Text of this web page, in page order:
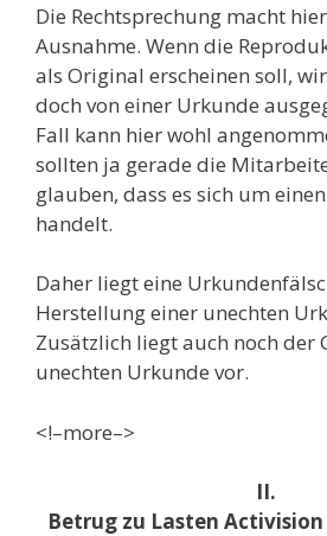
Die Rechtsprechung macht
Ausnahme. Wenn die
als Original erscheinen soll,
doch von einer Urkunde
Fall kann hier wohl
sollten ja gerade die
glauben, dass es sich um
handelt.
Daher liegt eine
Herstellung einer unechten
Zusätzlich liegt auch noch der
unechten Urkunde vor.
<!–more–>
II.
Betrug zu Lasten